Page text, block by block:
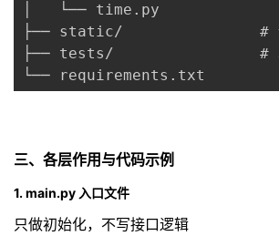
│   └── time.py
├── static/               # 静
├── tests/                # 单
三、各层作用与代码示例
1. main.py 入口文件
只做初始化，不写接口逻辑